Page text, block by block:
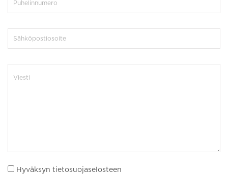
Hyväksyn tietosuojaselosteen